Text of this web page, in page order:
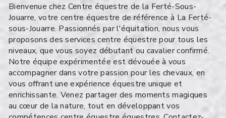
Bienvenue chez Centre équestre de la Ferté-Sous-
Jouarre, votre centre équestre de référence à La Ferté-
sous-Jouarre. Passionnés par l'équitation, nous vous
proposons des services centre équestre pour tous les
niveaux, que vous soyez débutant ou cavalier confirmé.
Notre équipe expérimentée est dévouée à vous
accompagner dans votre passion pour les chevaux, en
vous offrant une expérience équestre unique et
enrichissante. Venez partager des moments magiques
au cœur de la nature, tout en développant vos